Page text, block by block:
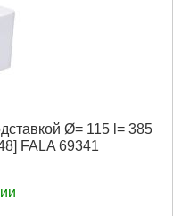
Ø= 115 l= 385
FALA 69341